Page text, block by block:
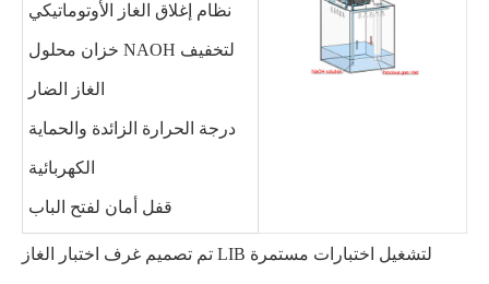
نظام إغلاق الغاز الأوتوماتيكي
خزان محلول NAOH لتخفيف
الغاز الضار
درجة الحرارة الزائدة والحماية
الكهربائية
قفل أمان لفتح الباب
تم تصميم غرف اختبار الغاز LIB لتشغيل اختبارات مستمرة